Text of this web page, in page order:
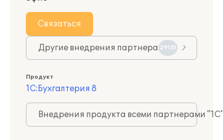
Связаться
Другие внедрения партнера 29151
Продукт
1С:Бухгалтерия 8
Внедрения продукта всеми партнерами